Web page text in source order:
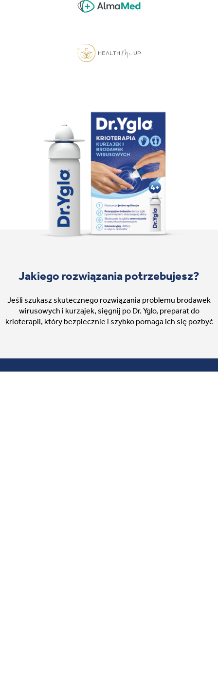
Jakiego rozwiązania potrzebujesz?
Jeśli szukasz skutecznego rozwiązania problemu brodawek
wirusowych i kurzajek, sięgnij po Dr. Yglo, preparat do
krioterapii, który bezpiecznie i szybko pomaga ich się pozbyć